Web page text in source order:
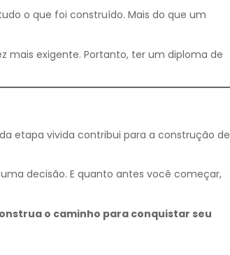
o que foi construído. Mais do que um
mais exigente. Portanto, ter um diploma de
etapa vivida contribui para a construção de
decisão. E quanto antes você começar,
o caminho para conquistar seu